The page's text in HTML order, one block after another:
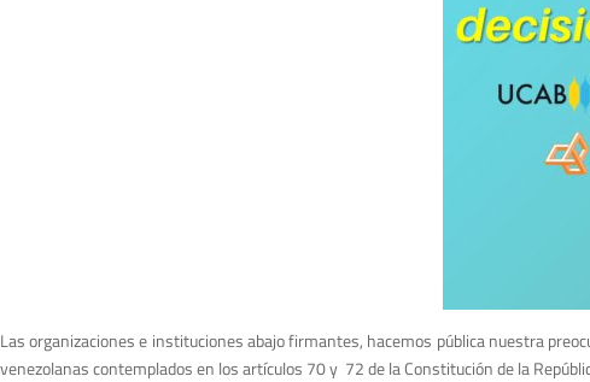
Las organizaciones e instituciones abajo firmantes, hacemos pública nuestra
venezolanas contemplados en los artículos 70 y 72 de la Constitución de la